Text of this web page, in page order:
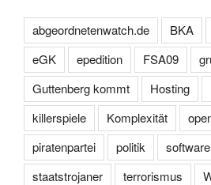
abgeordnetenwatch.de BKA
eGK
epedition FSA09
Guttenberg kommt
Hosting
killerspiele
Komplexität
piratenpartei
politik
staatstrojaner
terrorismus